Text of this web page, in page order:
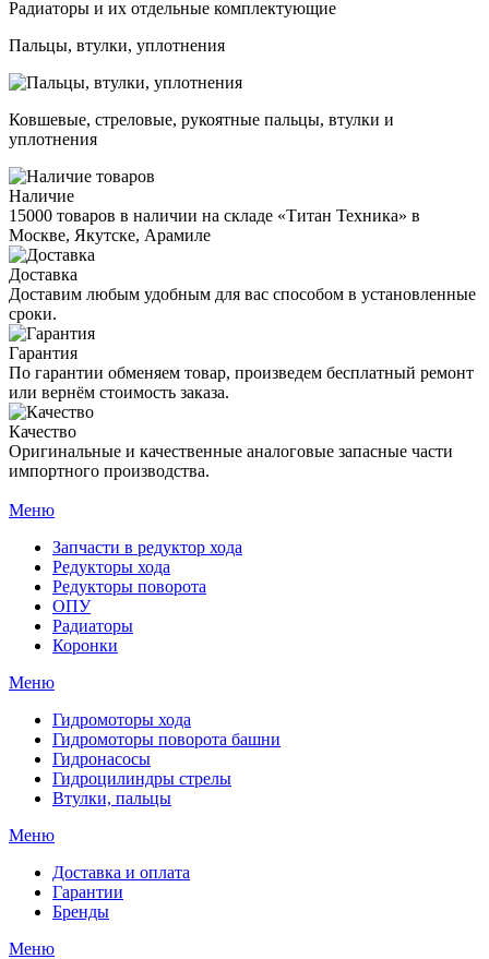
Радиаторы и их отдельные комплектующие
Пальцы, втулки, уплотнения
Ковшевые, стреловые, рукоятные пальцы, втулки и
уплотнения
Наличие
15000 товаров в наличии на складе «Титан Техника» в
Москве, Якутске, Арамиле
Доставка
Доставим любым удобным для вас способом в установленные
сроки.
Гарантия
По гарантии обменяем товар, произведем бесплатный ремонт
или вернём стоимость заказа.
Качество
Оригинальные и качественные аналоговые запасные части
импортного производства.
Меню
Запчасти в редуктор хода
Редукторы хода
Редукторы поворота
ОПУ
Радиаторы
Коронки
Меню
Гидромоторы хода
Гидромоторы поворота башни
Гидронасосы
Гидроцилиндры стрелы
Втулки, пальцы
Меню
Доставка и оплата
Гарантии
Бренды
Меню